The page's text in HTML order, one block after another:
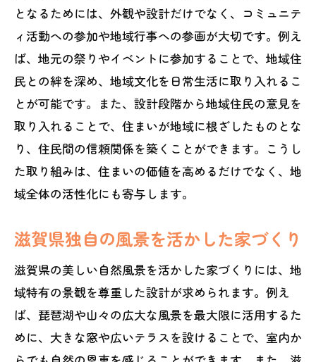
となるためには、外観や設計だけでなく、コミュニテ
ィ活動への参加や地域行事への参画が大切です。例え
ば、地元の祭りやイベントに参加することで、地域住
民との絆を深め、地域文化を日常生活に取り入れるこ
とが可能です。また、設計段階から地域住民の意見を
取り入れることで、住まいが地域に根ざしたものとな
り、住民間の信頼関係を築くことができます。こうし
た取り組みは、住まいの価値を高めるだけでなく、地
域全体の活性化にも寄与します。
滋賀県独自の風景を活かした家づくり
滋賀県の美しい自然風景を活かした家づくりには、地
域特有の景観を尊重した設計が求められます。例え
ば、琵琶湖や山々の広大な風景を最大限に活用するた
めに、大きな窓や広いテラスを設けることで、室内か